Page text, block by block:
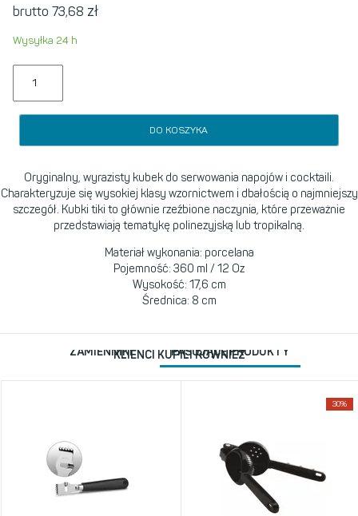
brutto 73,68 zł
Wysyłka 24 h
DO KOSZYKA
Oryginalny, wyrazisty kubek do serwowania napojów i cocktaili.
Charakteryzuje się wysokiej klasy wzornictwem i dbałością o najmniejszy
szczegół. Kubki tiki to głównie rzeźbione naczynia, które przeważnie
przedstawiają tematykę polinezyjską lub tropikalną.
Materiał wykonania: porcelana
Pojemność: 360 ml / 12 Oz
Wysokość: 17,6 cm
Średnica: 8 cm
ZAMIENNIKI PASUJĄCE PRODUKTY
KLIENCI KUPILI RÓWNIEŻ
30%